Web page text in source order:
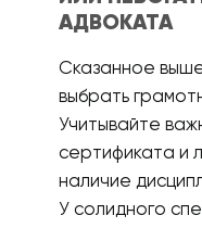
АДВОКАТА
Сказанное
выбрать
Учитывайте
сертификата и
наличие
У солидного